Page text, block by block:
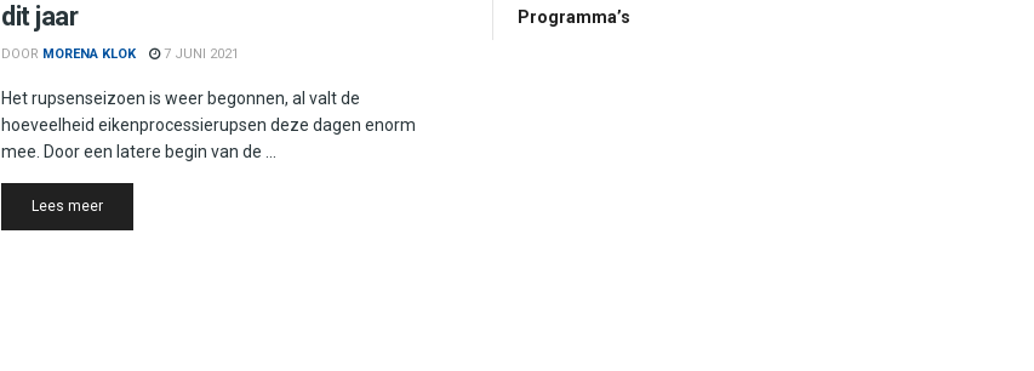
dit jaar
DOOR MORENA KLOK 7 JUNI 2021
Het rupsenseizoen is weer begonnen, al valt de
hoeveelheid eikenprocessierupsen deze dagen enorm
mee. Door een latere begin van de ...
Lees meerDetails
Programma’s